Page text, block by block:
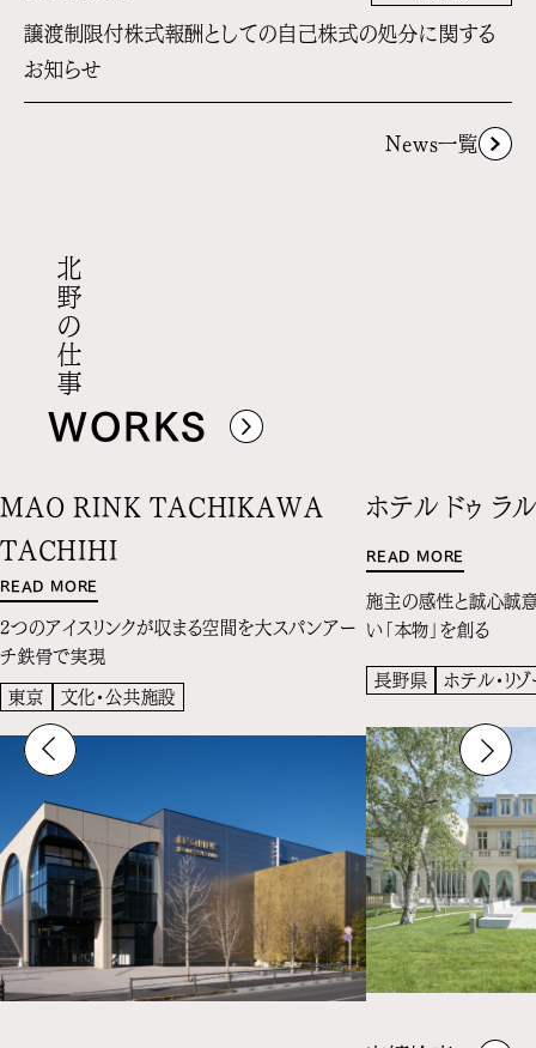
譲渡制限付株式報酬としての自己株式の処分に関する
お知らせ
News一覧
北野の仕事
WORKS
MAO RINK TACHIKAWA
TACHIHI
READ MORE
2つのアイスリンクが収まる空間を大スパンアー
チ鉄骨で実現
東京 文化・公共施設
ホテル ドゥ ラ
READ MORE
施主の感性と誠心誠
い「本物」を創る
長野県 ホテル・リ